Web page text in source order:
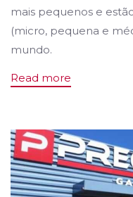
mais pequenos e
(micro, pequena e
mundo.
Read more